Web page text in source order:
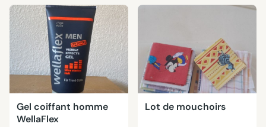
Gel coiffant homme
WellaFlex
Lot de mouchoirs